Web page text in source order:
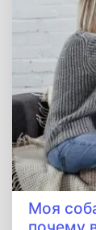
группа
поп-
Моя